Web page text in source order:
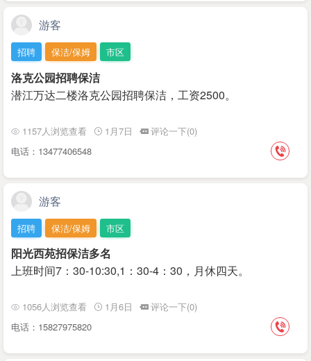
游客
招聘 保洁/保姆 市区
洛克公园招聘保洁
潜江万达二楼洛克公园招聘保洁，工资2500。
1157人浏览查看 1月7日
评论一下(0)
电话：13477406548
游客
招聘 保洁/保姆 市区
阳光西苑招保洁多名
上班时间7：30-10:30,1：30-4：30，月休四天。
1056人浏览查看 1月6日
评论一下(0)
电话：15827975820